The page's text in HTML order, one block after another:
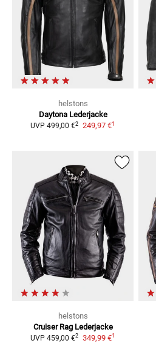
helstons
Daytona Lederjacke
UVP 499,00 €2 249,97 €1
helstons
Cruiser Rag Lederjacke
UVP 459,00 €2 349,99 €1